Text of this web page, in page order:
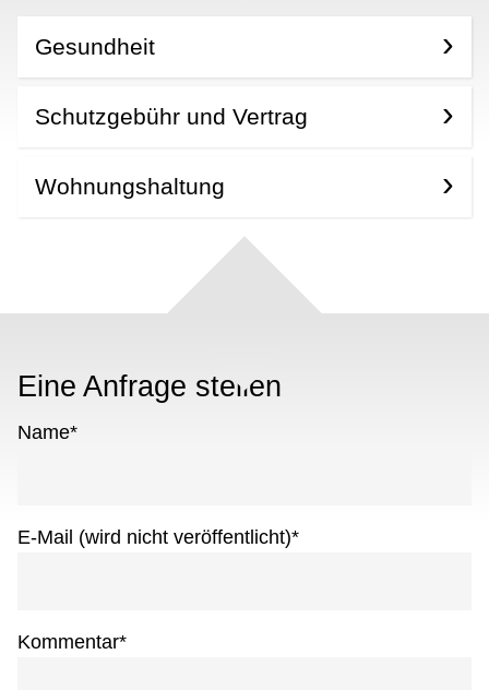
Gesundheit
Schutzgebühr und Vertrag
Wohnungshaltung
Eine Anfrage stellen
Name*
E-Mail (wird nicht veröffentlicht)*
Kommentar*